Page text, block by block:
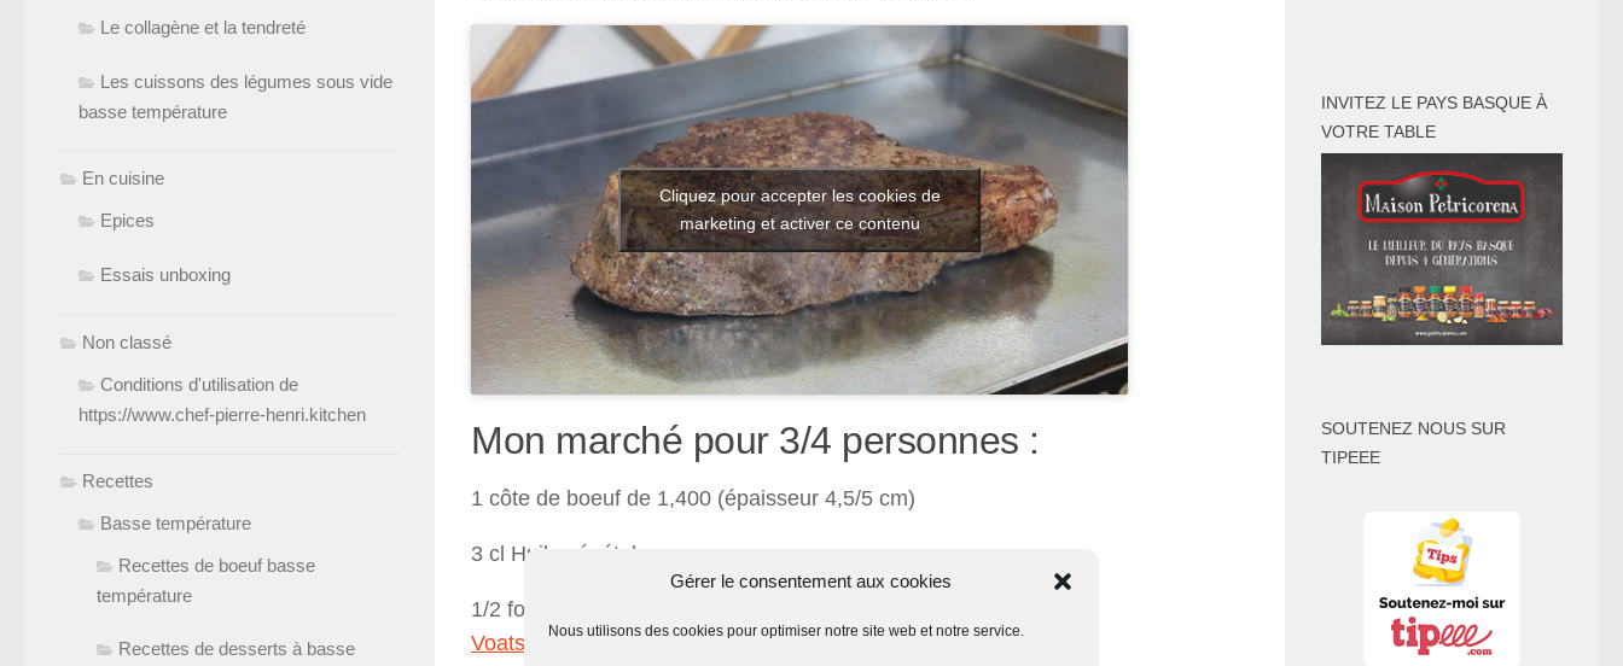
Gérer le consentement aux cookies
Nous utilisons des cookies pour optimiser notre site web et notre service.
Cliquez pour accepter les cookies de
marketing et activer ce contenu
Mon marché pour 3/4 personnes :
1 côte de boeuf de 1,400 (épaisseur 4,5/5 cm)
3 cl Huile végétale
1/2 fois la recette du
Voatsiperifery)
Le collagène et la tendreté
Les cuissons des légumes sous vide
basse température
En cuisine
Epices
Essais unboxing
Non classé
Conditions d'utilisation de
https://www.chef-pierre-henri.kitchen
Recettes
Basse température
Recettes de boeuf basse
température
Recettes de desserts à basse
INVITEZ LE PAYS BASQUE À
VOTRE TABLE
SOUTENEZ NOUS SUR
TIPEEE